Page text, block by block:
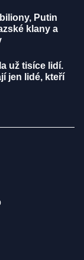
Putin
klany a
už tisíce lidí.
jen lidé, kteří